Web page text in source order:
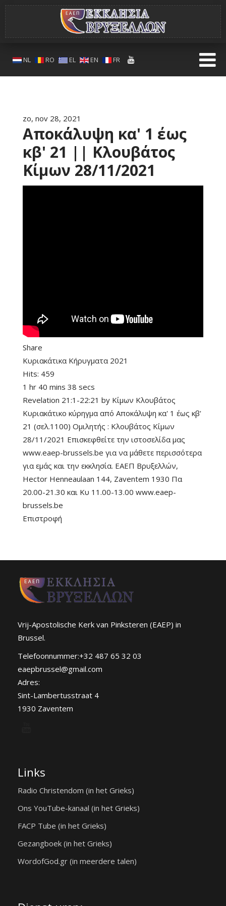
NL RO EL EN FR
zo, nov 28, 2021
Αποκάλυψη κα' 1 έως
κβ' 21 || Κλουβάτος
Κίμων 28/11/2021
Share
Κυριακάτικα Κήρυγματα 2021
Hits: 459
1 hr 40 mins 38 secs
Revelation 21:1-22:21 by Κίμων Κλουβάτος
Κυριακάτικο κύρηγμα από Αποκάλυψη κα' 1 έως κβ'
21 (σελ.1100) Ομιλητής : Κλουβάτος Κίμων
28/11/2021 Επισκεφθείτε την ιστοσελίδα μας
www.eaep-brussels.be για να μάθετε περισσότερα
για εμάς και την εκκλησία. ΕΑΕΠ Βρυξελλών,
Hector Henneaulaan 144, Zaventem 1930 Πα
20.00-21.30 και Κυ 11.00-13.00 www.eaep-
brussels.be
Επιστροφή
Vrij-Apostolische Kerk van Pinksteren (EAEP) in
Brussel.
Telefoonnummer:+32 487 65 32 03
eaepbrussel@gmail.com
Adres:
Sint-Lambertusstraat 4
1930 Zaventem
Links
Radio Christendom (in het Grieks)
Ons YouTube-kanaal (in het Grieks)
FACP Tube (in het Grieks)
Gezangboek (in het Grieks)
WordofGod.gr (in meerdere talen)